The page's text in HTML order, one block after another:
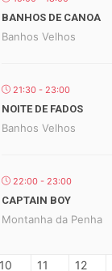
BANHOS DE CANOA
Banhos Velhos
21:30 - 23:00
NOITE DE FADOS
Banhos Velhos
22:00 - 23:00
CAPTAIN BOY
Montanha da Penha
10 11 12